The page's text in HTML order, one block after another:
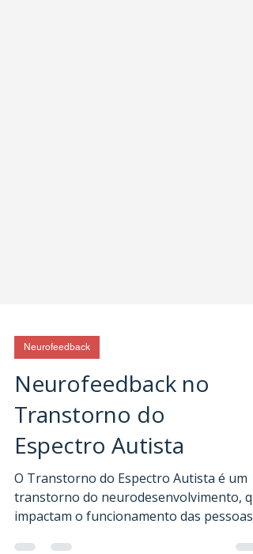
Neurofeedback
Neurofeedback no
Transtorno do
Espectro Autista
O Transtorno do Espectro Autista é um
transtorno do neurodesenvolvimento,
impactam o funcionamento das pessoas